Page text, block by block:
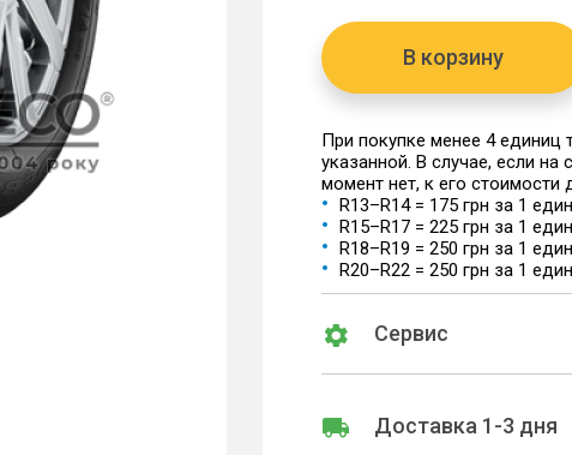
В корзину
При покупке менее 4
указанной. В случае, если
момент нет, к его стоимости
R13–R14 = 175 грн за 1
R15–R17 = 225 грн за 1
R18–R19 = 250 грн за 1
R20–R22 = 250 грн за 1
Сервис
Доставка 1-3 дня